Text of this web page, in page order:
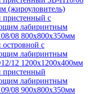
(жироуловитель)
пристенный с
лабиринтным
08 800х800х350мм
с
лабиринтным
12 1200х1200х400мм
пристенный
лабиринтным
08 900х800х350мм